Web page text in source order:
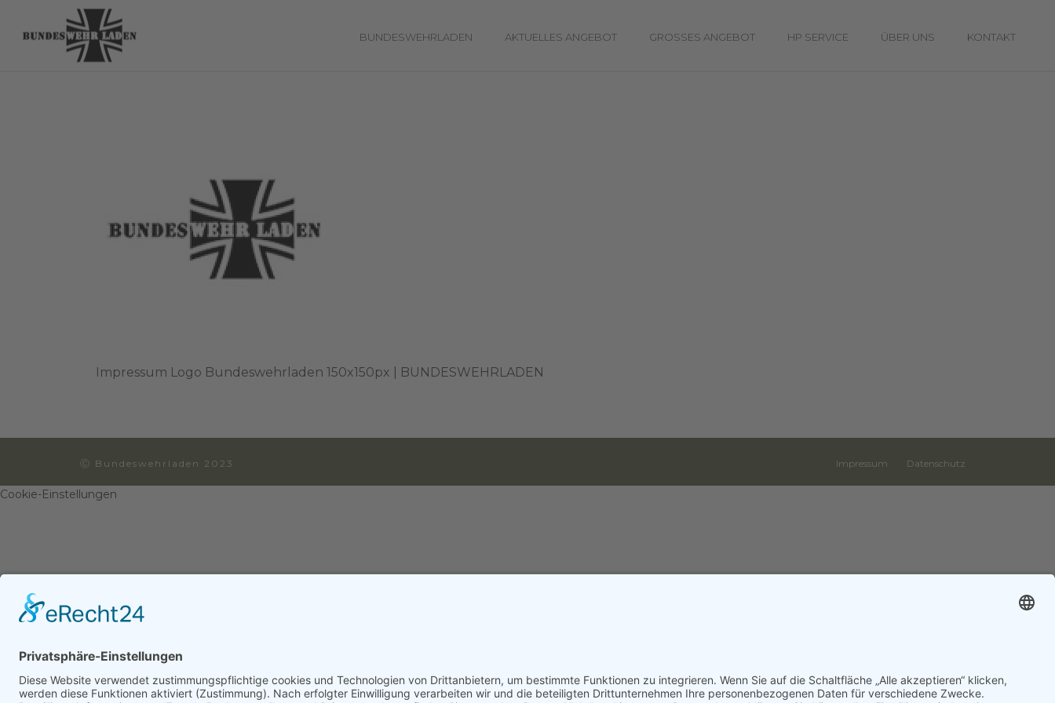
BUNDESWEHRLADEN AKTUELLES ANGEBOT GROSSES ANGEBOT HP SERVICE ÜBER UNS KONTAKT
Impressum Logo Bundeswehrladen 150x150px | BUNDESWEHRLADEN
Ⓒ Bundeswehrladen 2023 Impressum Datenschutz
Cookie-Einstellungen